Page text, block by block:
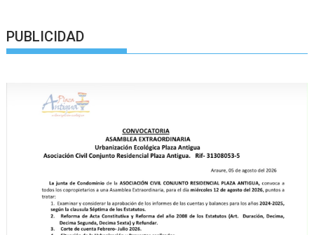
PUBLICIDAD